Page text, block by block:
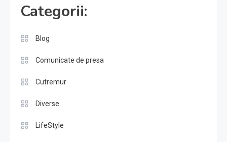
Categorii:
Blog
Comunicate de presa
Cutremur
Diverse
LifeStyle